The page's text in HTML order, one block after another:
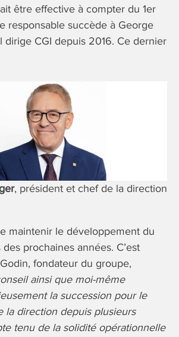
être effective à compter du 1er
responsable succède à George
dirige CGI depuis 2016. Ce dernier
, président et chef de la direction
maintenir le développement du
prochaines années. C’est
fondateur du groupe,
ainsi que moi-même
la succession pour le
la direction depuis plusieurs
tenu de la solidité opérationnelle